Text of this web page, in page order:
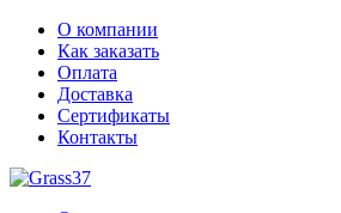
О компании
Как заказать
Оплата
Доставка
Сертификаты
Контакты